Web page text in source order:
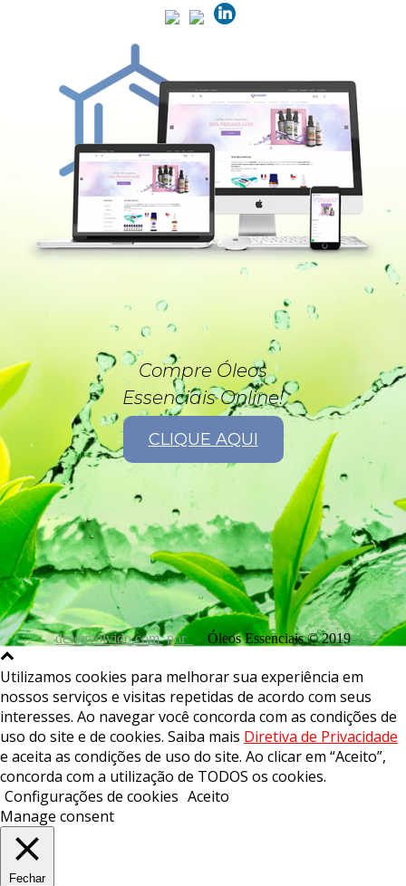
Compre Óleos
Essenciais Online!
CLIQUE AQUI
desenvolvido com por Óleos Essenciais © 2019
Utilizamos cookies para melhorar sua experiência em
nossos serviços e visitas repetidas de acordo com seus
interesses. Ao navegar você concorda com as condições de
uso do site e de cookies. Saiba mais Diretiva de Privacidade
e aceita as condições de uso do site. Ao clicar em “Aceito”,
concorda com a utilização de TODOS os cookies.
Configurações de cookies Aceito
Manage consent
Fechar